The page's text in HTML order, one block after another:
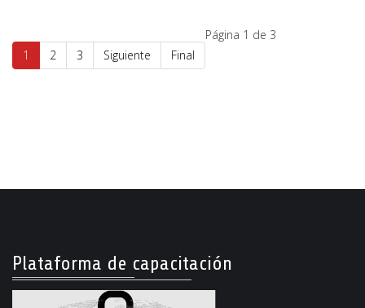
Página 1 de 3
1
2 3 Siguiente Final
Plataforma de capacitación